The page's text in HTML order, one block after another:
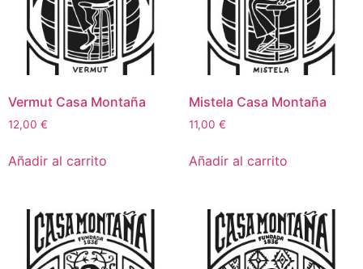
Vermut Casa Montaña
12,00 €
Añadir al carrito
Mistela Casa Montaña
11,00 €
Añadir al carrito